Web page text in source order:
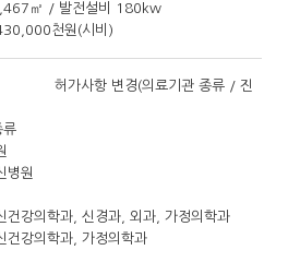
㎡ / 발전설비 180kw
천원(시비)
허가사항 변경(의료기관 종류 / 진
류
병원
건강의학과, 신경과, 외과, 가정의학과
건강의학과, 가정의학과